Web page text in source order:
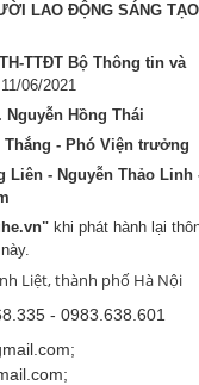
LAO ĐỘNG SÁNG TẠO
TTĐT Bộ Thông tin và
06/2021
Hồng Thái
- Phó Viện trưởng
Liên - Nguyễn Thảo Linh
"khi phát hành lại
Liệt, thành phố Hà Nội
- 0983.638.601